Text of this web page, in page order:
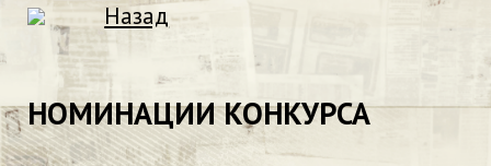
Назад
НОМИНАЦИИ КОНКУРСА